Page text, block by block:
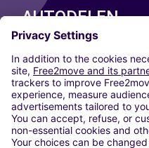
AUTODELEN
ONZE STEDEN
Paris
Madrid
Washington DC
Milaan
Rome
Turijn
Wenen